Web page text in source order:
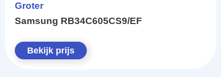
Groter
Samsung RB34C605CS9/EF
Bekijk prijs